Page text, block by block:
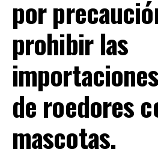
por
prohibir las
de roedores
mascotas.